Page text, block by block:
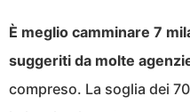
È meglio camminare 7
suggeriti da molte
compreso. La soglia dei